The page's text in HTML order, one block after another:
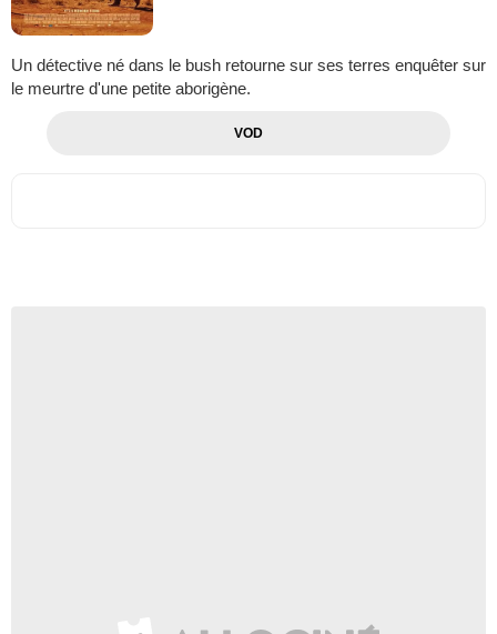
Un détective né dans le bush retourne sur ses terres enquêter sur
le meurtre d'une petite aborigène.
VOD